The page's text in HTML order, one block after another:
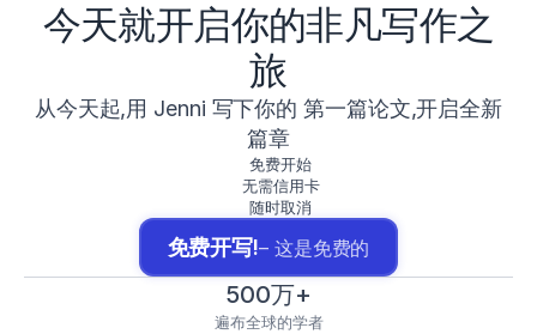
今天就开启你的非凡写作之
旅
从今天起,用 Jenni 写下你的 第一篇论文,开启全新
篇章
免费开始
无需信用卡
随时取消
免费开写!– 这是免费的
500万+
遍布全球的学者